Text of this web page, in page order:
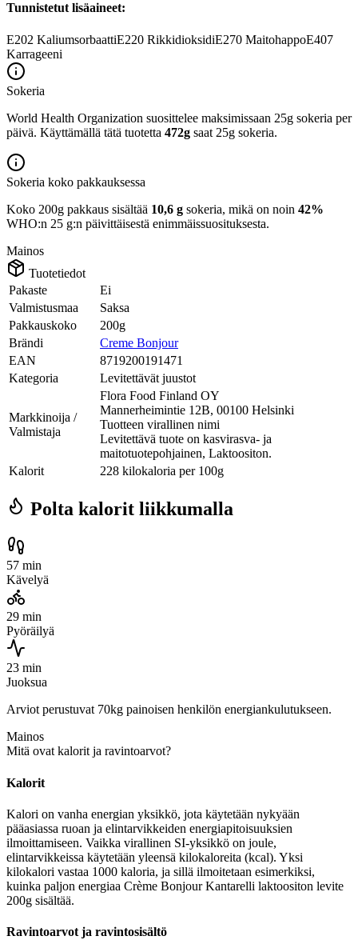
Tunnistetut lisäaineet:
E202 KaliumsorbaattiE220 RikkidioksidiE270 MaitohappoE407
Karrageeni
Sokeria
World Health Organization suosittelee maksimissaan 25g sokeria per
päivä. Käyttämällä tätä tuotetta 472g saat 25g sokeria.
Sokeria koko pakkauksessa
Koko 200g pakkaus sisältää 10,6 g sokeria, mikä on noin 42%
WHO:n 25 g:n päivittäisestä enimmäissuosituksesta.
Mainos
Tuotetiedot
Pakaste
Ei
Valmistusmaa
Saksa
Pakkauskoko
200g
Brändi
Creme Bonjour
EAN
8719200191471
Kategoria
Levitettävät juustot
Markkinoija /
Valmistaja
Flora Food Finland OY
Mannerheimintie 12B, 00100 Helsinki
Tuotteen virallinen nimi
Levitettävä tuote on kasvirasva- ja
maitotuotepohjainen, Laktoositon.
Kalorit
228 kilokaloria per 100g
Polta kalorit liikkumalla
57 min
Kävelyä
29 min
Pyöräilyä
23 min
Juoksua
Arviot perustuvat 70kg painoisen henkilön energiankulutukseen.
Mainos
Mitä ovat kalorit ja ravintoarvot?
Kalorit
Kalori on vanha energian yksikkö, jota käytetään nykyään
pääasiassa ruoan ja elintarvikkeiden energiapitoisuuksien
ilmoittamiseen. Vaikka virallinen SI-yksikkö on joule,
elintarvikkeissa käytetään yleensä kilokaloreita (kcal). Yksi
kilokalori vastaa 1000 kaloria, ja sillä ilmoitetaan esimerkiksi,
kuinka paljon energiaa Crème Bonjour Kantarelli laktoositon levite
200g sisältää.
Ravintoarvot ja ravintosisältö